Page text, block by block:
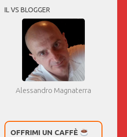
IL VS BLOGGER
Alessandro Magnaterra
OFFRIMI UN CAFFÈ